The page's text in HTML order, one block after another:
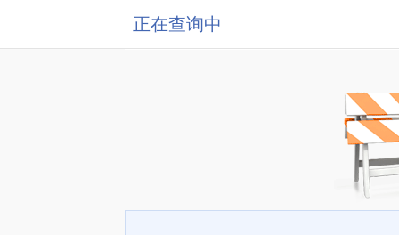
正在查询中